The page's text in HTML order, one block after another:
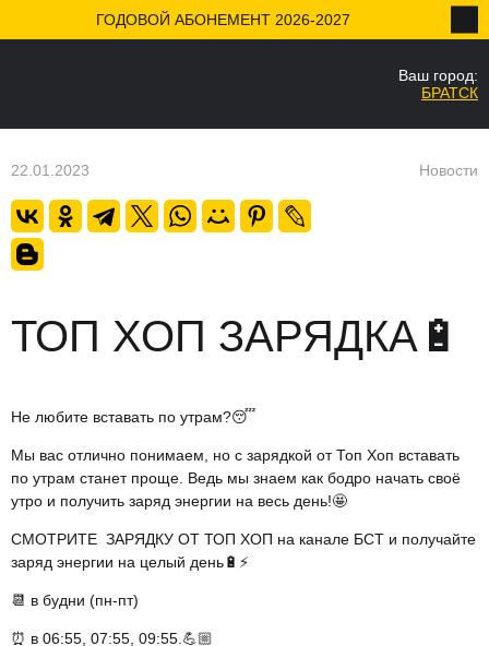
ГОДОВОЙ АБОНЕМЕНТ 2026-2027
Ваш город:
БРАТСК
22.01.2023 Новости
ТОП ХОП ЗАРЯДКА🔋
Не любите вставать по утрам?😴
Мы вас отлично понимаем, но с зарядкой от Топ Хоп вставать
по утрам станет проще. Ведь мы знаем как бодро начать своё
утро и получить заряд энергии на весь день!🤩
СМОТРИТЕ ЗАРЯДКУ ОТ ТОП ХОП на канале БСТ и получайте
заряд энергии на целый день🔋⚡
📆 в будни (пн-пт)
⏰ в 06:55, 07:55, 09:55.💪🏼